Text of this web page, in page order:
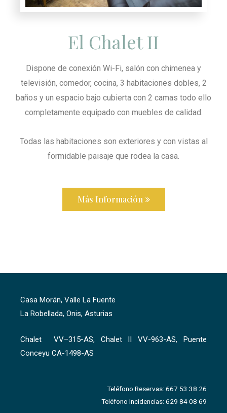
El Chalet II
Dispone de conexión Wi-Fi, salón con chimenea y
televisión, comedor, cocina, 3 habitaciones dobles, 2
baños y un espacio bajo cubierta con 2 camas todo ello
completamente equipado con muebles de calidad.
Todas las habitaciones son exteriores y con vistas al
formidable paisaje que rodea la casa.
Más Información
Casa Morán, Valle La Fuente
La Robellada, Onis, Asturias
Chalet VV–315-AS, Chalet II VV-963-AS, Puente
Conceyu CA-1498-AS
Teléfono Reservas: 667 53 38 26
Teléfono Incidencias: 629 84 08 69